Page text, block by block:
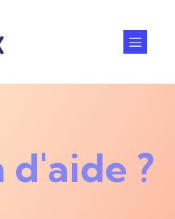
d'aide ?